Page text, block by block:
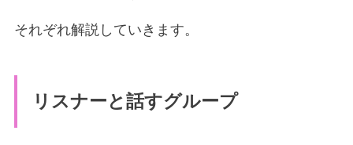
それぞれ解説していきます。
リスナーと話すグループ